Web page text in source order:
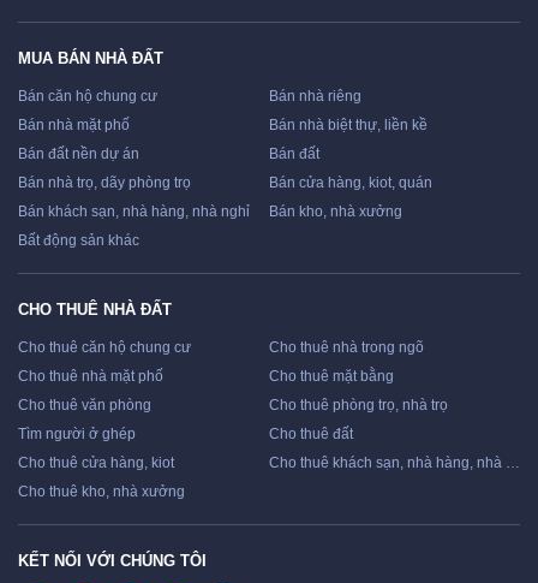
MUA BÁN NHÀ ĐẤT
Bán căn hộ chung cư
Bán nhà riêng
Bán nhà mặt phố
Bán nhà biệt thự, liền kề
Bán đất nền dự án
Bán đất
Bán nhà trọ, dãy phòng trọ
Bán cửa hàng, kiot, quán
Bán khách sạn, nhà hàng, nhà nghỉ
Bán kho, nhà xưởng
Bất động sản khác
CHO THUÊ NHÀ ĐẤT
Cho thuê căn hộ chung cư
Cho thuê nhà trong ngõ
Cho thuê nhà mặt phố
Cho thuê mặt bằng
Cho thuê văn phòng
Cho thuê phòng trọ, nhà trọ
Tìm người ở ghép
Cho thuê đất
Cho thuê cửa hàng, kiot
Cho thuê khách sạn, nhà hàng, nhà nghỉ
Cho thuê kho, nhà xưởng
KẾT NỐI VỚI CHÚNG TÔI